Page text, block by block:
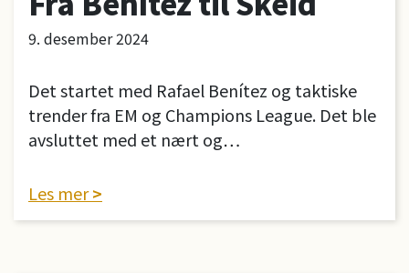
9. desember 2024
Det startet med Rafael Benítez og taktiske
trender fra EM og Champions League. Det ble
avsluttet med et nært og…
Les mer